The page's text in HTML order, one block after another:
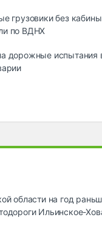
грузовики без
по ВДНХ
дорожные испытания
области на год
Ильинское-